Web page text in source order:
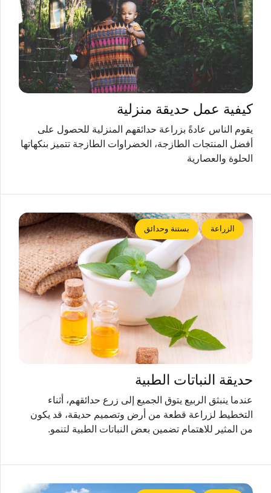
كيفية عمل حديقة منزلية
يقوم الناس عادةً بزراعة حدائقهم المنزلية للحصول على
أفضل المنتجات الطازجة، الخضراوات الطازجة تتميز بنكهاتها
الحلوة والعصارية
الزراعة بستنة وحدائق
حديقة النباتات الطبية
عندما ينبثق الربيع يتوق الجميع إلى زرع حدائقهم، أثناء
التخطيط لزراعة قطعة من أرض وتصميم حديقة، قد يكون
من المثير للاهتمام تضمين بعض النباتات الطبية لتنمو.